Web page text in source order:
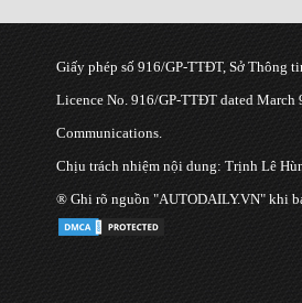
Giấy phép số 916/GP-TTĐT, Sở Thông
Licence No. 916/GP-TTĐT dated
Communications.
Chịu trách nhiệm nội dung: Trịnh Lê
® Ghi rõ nguồn "AUTODAILY.VN" khi